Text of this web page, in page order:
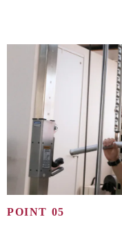
POINT 05